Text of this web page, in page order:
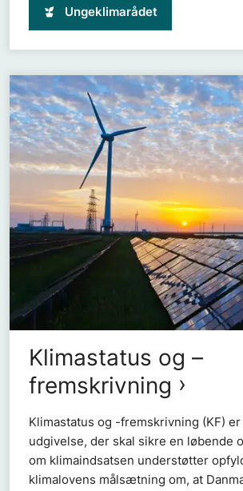
Ungeklimarådet
Klimastatus og –
fremskrivning
Klimastatus og -fremskrivning (KF) er
udgivelse, der skal sikre en løbende
om klimaindsatsen understøtter
klimalovens målsætning om, at